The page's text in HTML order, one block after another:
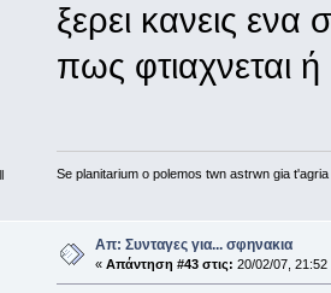
ξερει κανεις
πως φτιαχνεται
Se planitarium o polemos twn astrwn gia
Απ: Συνταγες για... σφηνακια
« Απάντηση #43 στις: 20/02/07, 21:52